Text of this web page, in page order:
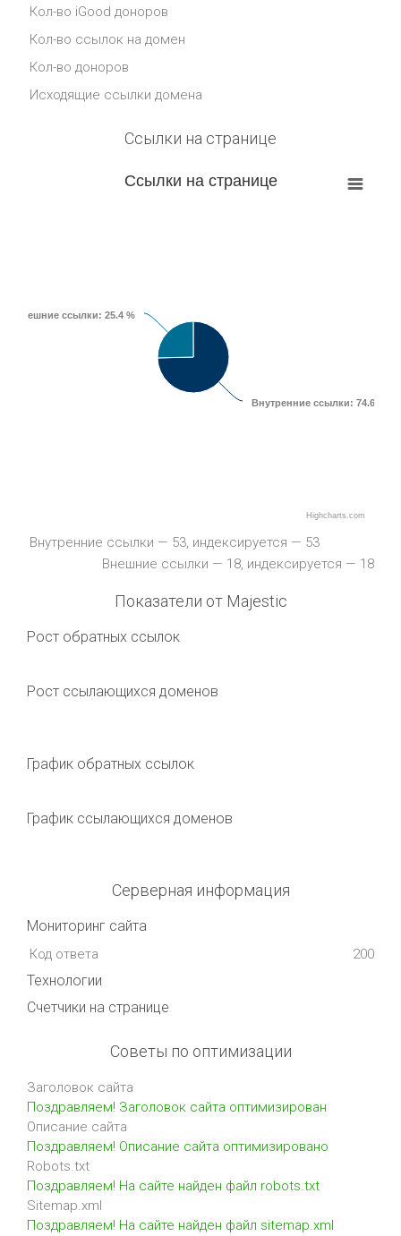
Кол-во iGood доноров
Кол-во ссылок на домен
Кол-во доноров
Исходящие ссылки домена
Ссылки на странице
Ссылки на странице
Внутренние ссылки: 74.6 %
Внешние ссылки: 25.4 %
Highcharts.com
Внутренние ссылки — 53, индексируется — 53
Внешние ссылки — 18, индексируется — 18
Показатели от Majestic
Рост обратных ссылок
Рост ссылающихся доменов
График обратных ссылок
График ссылающихся доменов
Серверная информация
Мониторинг сайта
Код ответа 200
Технологии
Счетчики на странице
Советы по оптимизации
Заголовок сайта
Поздравляем! Заголовок сайта оптимизирован
Описание сайта
Поздравляем! Описание сайта оптимизировано
Robots.txt
Поздравляем! На сайте найден файл robots.txt
Sitemap.xml
Поздравляем! На сайте найден файл sitemap.xml